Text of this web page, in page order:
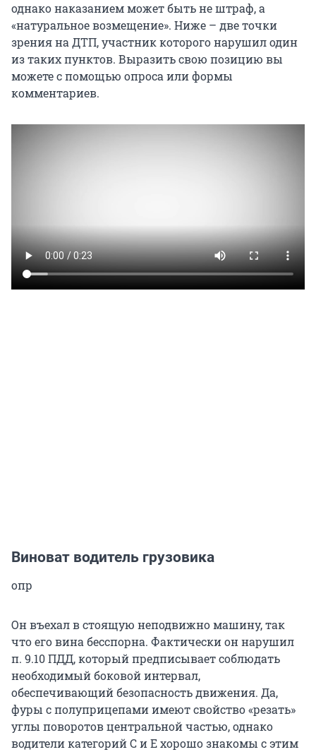
однако наказанием может быть не штраф, а
«натуральное возмещение». Ниже – две точки
зрения на ДТП, участник которого нарушил один
из таких пунктов. Выразить свою позицию вы
можете с помощью опроса или формы
комментариев.
Виноват водитель грузовика
опр
Он въехал в стоящую неподвижно машину, так
что его вина бесспорна. Фактически он нарушил
п. 9.10 ПДД, который предписывает соблюдать
необходимый боковой интервал,
обеспечивающий безопасность движения. Да,
фуры с полуприцепами имеют свойство «резать»
углы поворотов центральной частью, однако
водители категорий С и E хорошо знакомы с этим